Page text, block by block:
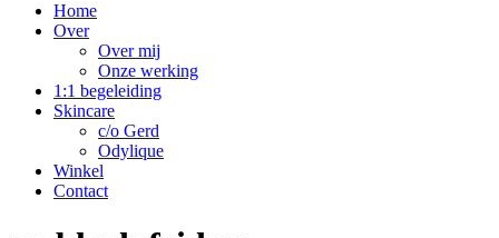
Home
Over
Over mij
Onze werking
1:1 begeleiding
Skincare
c/o Gerd
Odylique
Winkel
Contact